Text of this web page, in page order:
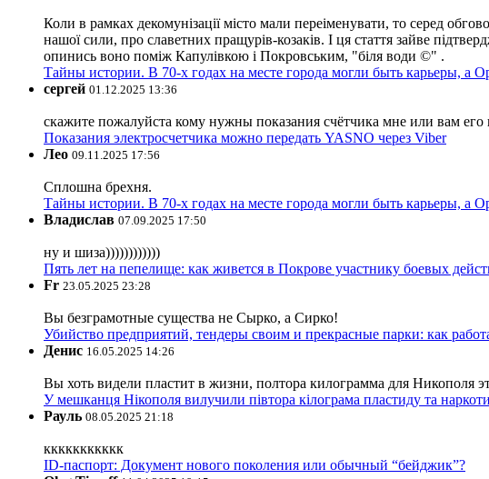
Коли в рамках декомунізації місто мали переіменувати, то серед
нашої сили, про славетних пращурів-козаків. І ця стаття зайве
опинись воно поміж Капулівкою і Покровським, "біля води ©" .
Тайны истории. В 70-х годах на месте города могли быть карьеры, а
сергей 01.12.2025 13:36
скажите пожалуйста кому нужны показания счётчика мне или вам его
Показания электросчетчика можно передать YASNO через Viber
Лео 09.11.2025 17:56
Сплошна брехня.
Тайны истории. В 70-х годах на месте города могли быть карьеры, а
Владислав 07.09.2025 17:50
ну и шиза))))))))))))
Пять лет на пепелище: как живется в Покрове участнику боевых
Fr 23.05.2025 23:28
Вы безграмотные существа не Сырко, а Сирко!
Убийство предприятий, тендеры своим и прекрасные парки: как
Денис 16.05.2025 14:26
Вы хоть видели пластит в жизни, полтора килограмма для Никополя
У мешканця Нікополя вилучили півтора кілограма пластиду та
Рауль 08.05.2025 21:18
ккккккккккк
ID-паспорт: Документ нового поколения или обычный “бейджик”?